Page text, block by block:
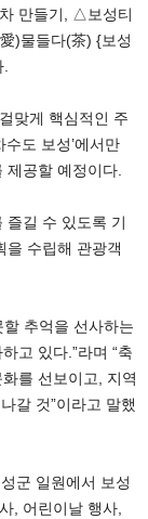
만들기, △보성티
)물들다(茶) {보성
.
맞게 핵심적인 주
도 보성’에서만
제공할 예정이다.
즐길 수 있도록 기
을 수립해 관광객
추억을 선사하는
고 있다.”라며 “축
를 선보이고, 지역
갈 것”이라고 말했
군 일원에서 보성
, 어린이날 행사,